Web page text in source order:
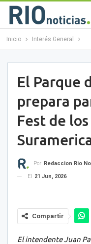
Inicio Interés General
El Parque
prepara
Fest de
Por Redaccion Rio
El
21 Jun, 2026
Compartir
El intendente Juan